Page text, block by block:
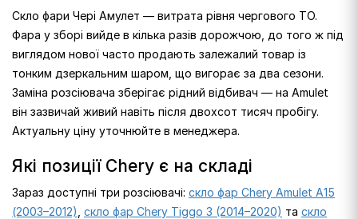
Скло фари Чері Амулет — витрата рівня чергового ТО.
Фара у зборі вийде в кілька разів дорожчою, до того ж під
виглядом нової часто продають залежалий товар із
тонким дзеркальним шаром, що вигорає за два сезони.
Заміна розсіювача зберігає рідний відбивач — на Amulet
він зазвичай живий навіть після двохсот тисяч пробігу.
Актуальну ціну уточнюйте в менеджера.
Які позиції Chery є на складі
Зараз доступні три розсіювачі: скло фар Chery Amulet A15
(2003–2012) скло фар Chery Tiggo 3 (2014–2020) та скло